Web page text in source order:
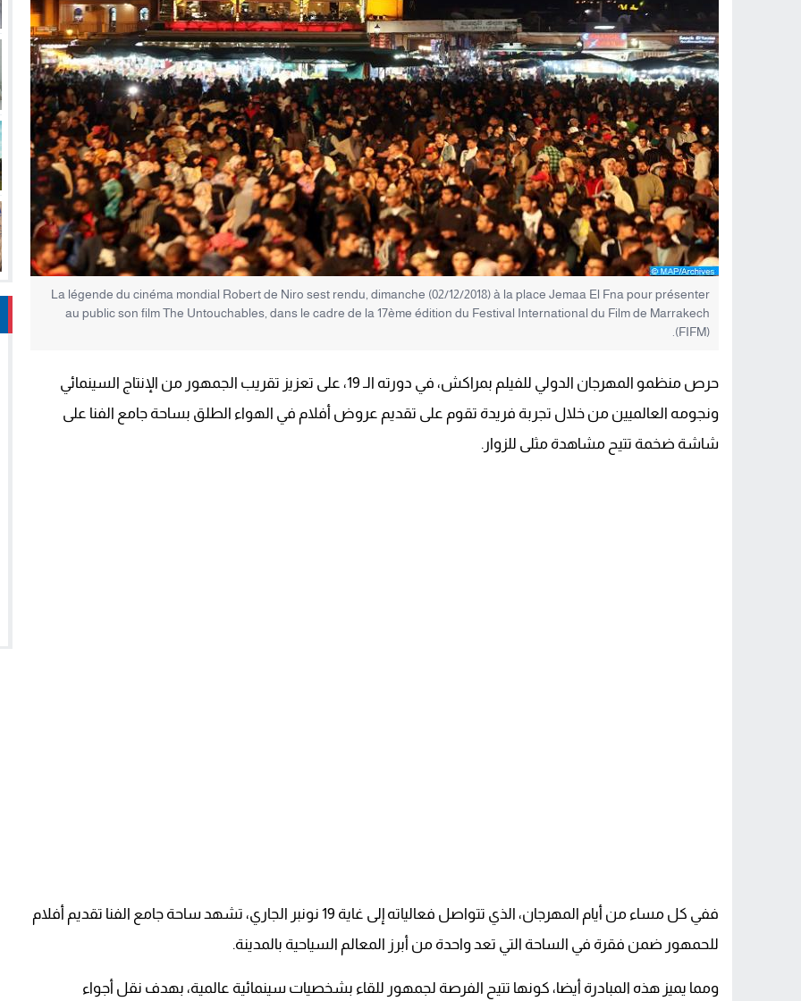
La légende du cinéma mondial Robert de Niro sest rendu, dimanche (02/12/2018) à la place Jemaa El Fna pour présenter
au public son film The Untouchables, dans le cadre de la 17ème édition du Festival International du Film de Marrakech
(FIFM).
حرص منظمو المهرجان الدولي للفيلم بمراكش، في دورته الـ 19، على تعزيز تقريب الجمهور من الإنتاج السينمائي
ونجومه العالميين من خلال تجربة فريدة تقوم على تقديم عروض أفلام في الهواء الطلق بساحة جامع الفنا على
شاشة ضخمة تتيح مشاهدة مثلى للزوار.
ففي كل مساء من أيام المهرجان، الذي تتواصل فعالياته إلى غاية 19 نونبر الجاري، تشهد ساحة جامع الفنا تقديم أفلام
للحمهور ضمن فقرة في الساحة التي تعد واحدة من أبرز المعالم السياحية بالمدينة.
ومما يميز هذه المبادرة أيضا، كونها تتيح الفرصة لجمهور للقاء بشخصيات سينمائية عالمية، بهدف نقل أجواء